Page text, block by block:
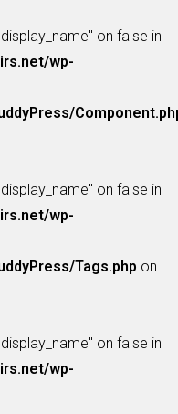
on false in
wp-
on false in
wp-
Tags.php on
on false in
wp-